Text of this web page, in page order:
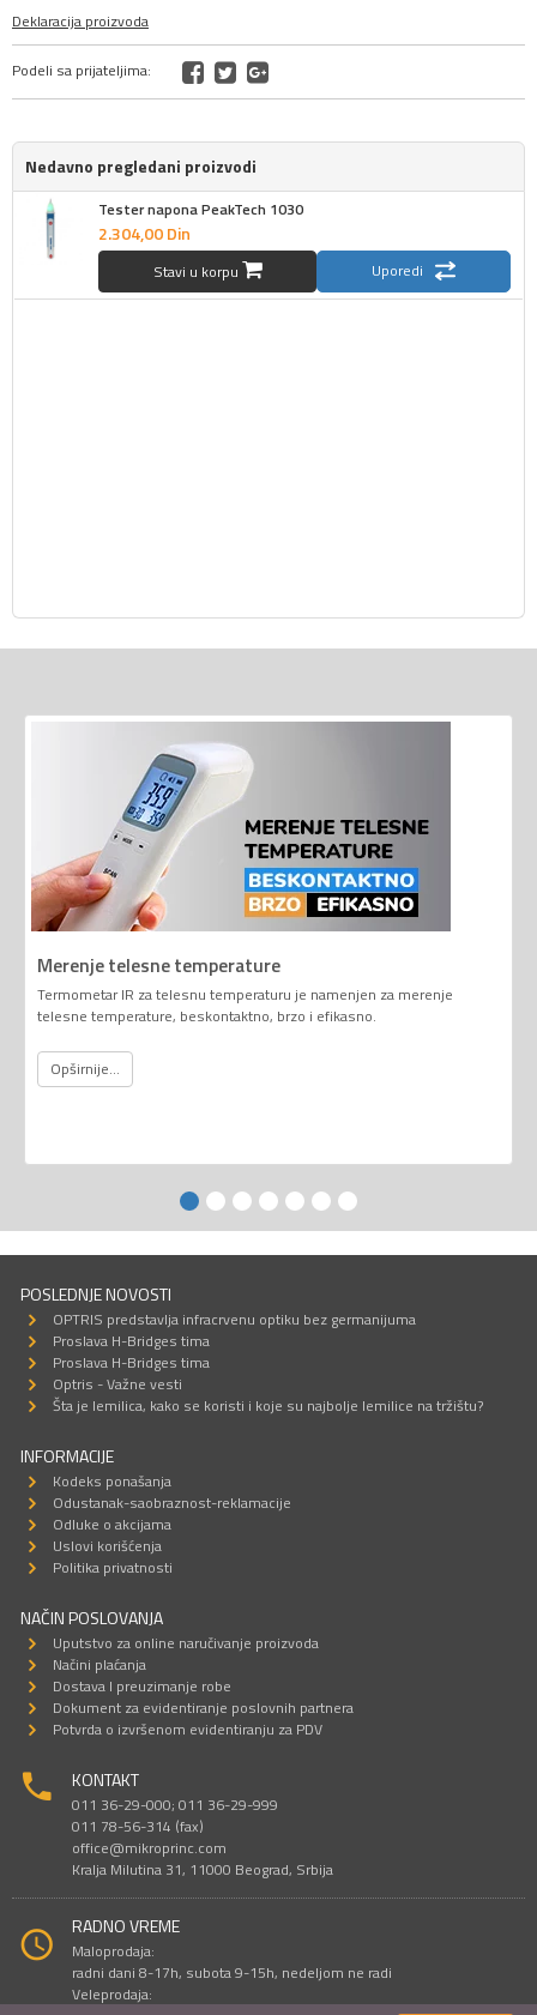
Deklaracija proizvoda
Podeli sa prijateljima:
Nedavno pregledani proizvodi
Tester napona PeakTech 1030
2.304,00Din
Stavi u korpu Uporedi
Merenje telesne temperature
Termometar IR za telesnu temperaturu je namenjen za merenje
telesne temperature, beskontaktno, brzo i efikasno.
Opširnije...
POSLEDNJE NOVOSTI
OPTRIS predstavlja infracrvenu optiku bez germanijuma
Proslava H-Bridges tima
Proslava H-Bridges tima
Optris - Važne vesti
Šta je lemilica, kako se koristi i koje su najbolje lemilice na tržištu?
INFORMACIJE
Kodeks ponašanja
Odustanak-saobraznost-reklamacije
Odluke o akcijama
Uslovi korišćenja
Politika privatnosti
NAČIN POSLOVANJA
Uputstvo za online naručivanje proizvoda
Načini plaćanja
Dostava I preuzimanje robe
Dokument za evidentiranje poslovnih partnera
Potvrda o izvršenom evidentiranju za PDV
KONTAKT
011 36-29-000; 011 36-29-999
011 78-56-314 (fax)
office@mikroprinc.com
Kralja Milutina 31, 11000 Beograd, Srbija
RADNO VREME
Maloprodaja:
radni dani 8-17h, subota 9-15h, nedeljom ne radi
Veleprodaja: